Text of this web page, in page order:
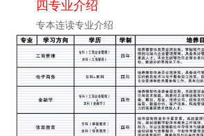
四专业介绍
专本连读专业介绍